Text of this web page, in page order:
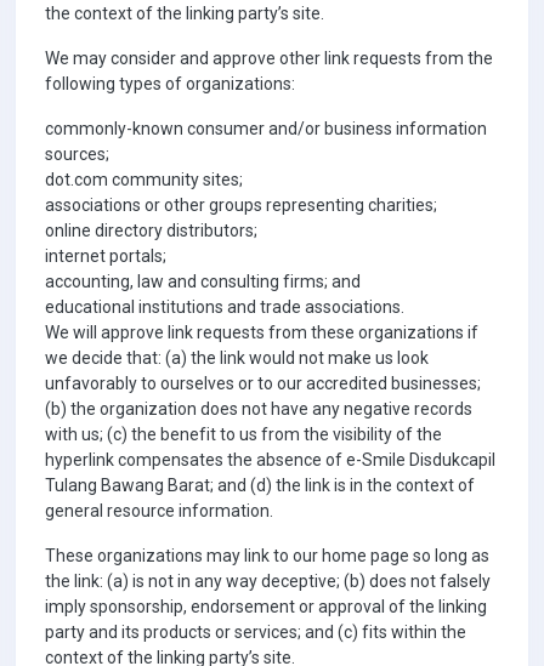
the context of the linking party’s site.
We may consider and approve other link requests from the
following types of organizations:
commonly-known consumer and/or business information
sources;
dot.com community sites;
associations or other groups representing charities;
online directory distributors;
internet portals;
accounting, law and consulting firms; and
educational institutions and trade associations.
We will approve link requests from these organizations if
we decide that: (a) the link would not make us look
unfavorably to ourselves or to our accredited businesses;
(b) the organization does not have any negative records
with us; (c) the benefit to us from the visibility of the
hyperlink compensates the absence of e-Smile Disdukcapil
Tulang Bawang Barat; and (d) the link is in the context of
general resource information.
These organizations may link to our home page so long as
the link: (a) is not in any way deceptive; (b) does not falsely
imply sponsorship, endorsement or approval of the linking
party and its products or services; and (c) fits within the
context of the linking party’s site.